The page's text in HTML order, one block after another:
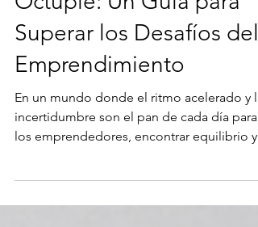
El Noble Camino
Óctuple: Un Guía para
Superar los Desafíos del
Emprendimiento
En un mundo donde el ritmo acelerado y la
los emprendedores, encontrar equilibrio y